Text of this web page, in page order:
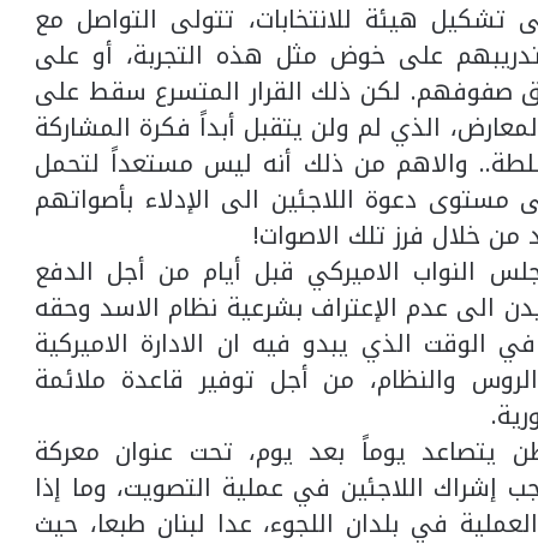
هيئة للانتخابات، تتولى التواصل مع
على خوض مثل هذه التجربة، أو على
صفوفهم. لكن ذلك القرار المتسرع سقط على
الذي لم ولن يتقبل أبداً فكرة المشاركة
والاهم من ذلك أنه ليس مستعداً لتحمل
دعوة اللاجئين الى الإدلاء بأصواتهم
خلال فرز تلك الاصوات!
النواب الاميركي قبل أيام من أجل الدفع
الى عدم الإعتراف بشرعية نظام الاسد وحقه
الوقت الذي يبدو فيه ان الادارة الاميركية
والنظام، من أجل توفير قاعدة ملائمة
يتصاعد يوماً بعد يوم، تحت عنوان معركة
إشراك اللاجئين في عملية التصويت، وما إذا
في بلدان اللجوء، عدا لبنان طبعا، حيث